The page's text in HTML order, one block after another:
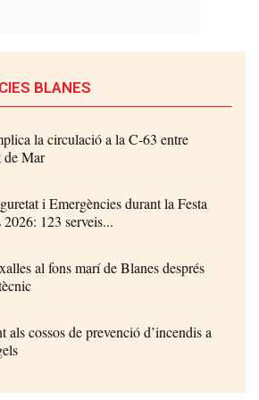
BLANES
la circulació a la C-63 entre
Mar
i Emergències durant la Festa
123 serveis...
al fons marí de Blanes després
als cossos de prevenció d’incendis a